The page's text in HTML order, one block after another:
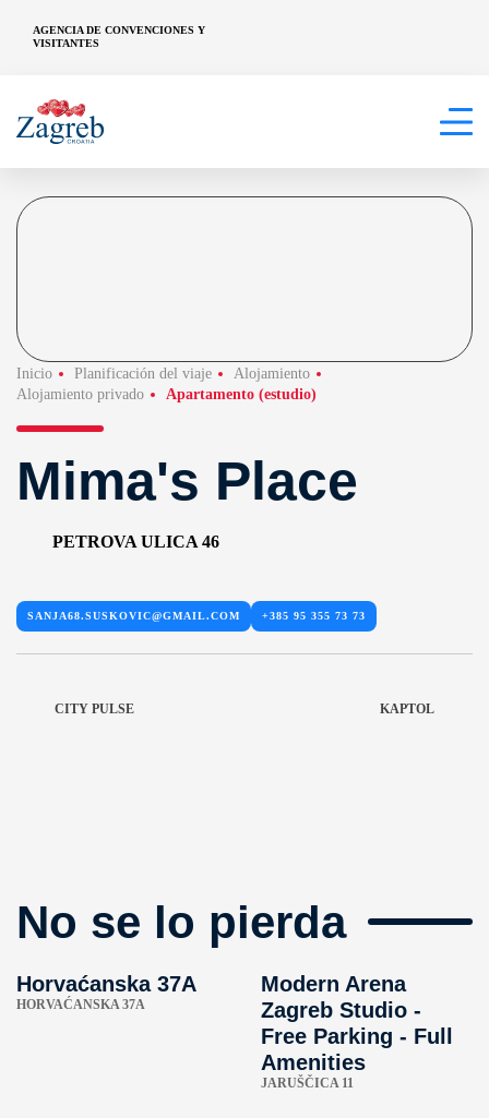
AGENCIA DE CONVENCIONES Y
VISITANTES
Inicio Planificación del viaje
Alojamiento
Alojamiento privado
Apartamento (estudio)
Mima's Place
PETROVA ULICA 46
SANJA68.SUSKOVIC@GMAIL.COM +385 95 355 73 73
CITY PULSE KAPTOL
No se lo pierda
Horvaćanska 37A
HORVAĆANSKA 37A
Modern Arena
Zagreb Studio -
Free Parking - Full
Amenities
JARUŠČICA 11